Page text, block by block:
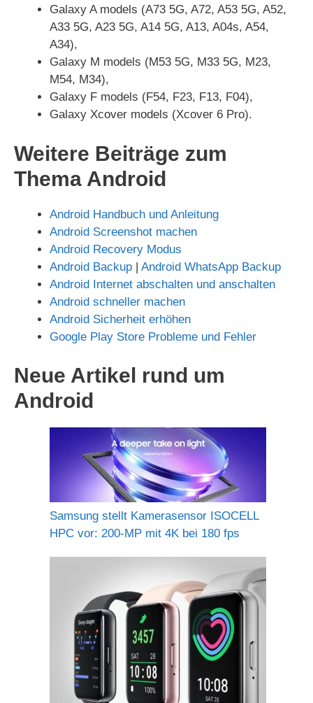
Galaxy A models (A73 5G, A72, A53 5G, A52,
A33 5G, A23 5G, A14 5G, A13, A04s, A54,
A34),
Galaxy M models (M53 5G, M33 5G, M23,
M54, M34),
Galaxy F models (F54, F23, F13, F04),
Galaxy Xcover models (Xcover 6 Pro).
Weitere Beiträge zum
Thema Android
Android Handbuch und Anleitung
Android Screenshot machen
Android Recovery Modus
Android Backup | Android WhatsApp Backup
Android Internet abschalten und anschalten
Android schneller machen
Android Sicherheit erhöhen
Google Play Store Probleme und Fehler
Neue Artikel rund um
Android
Samsung stellt Kamerasensor ISOCELL
HPC vor: 200-MP mit 4K bei 180 fps